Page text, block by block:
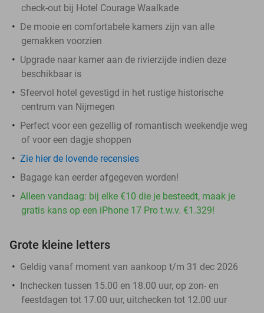
check-out bij Hotel Courage Waalkade
De mooie en comfortabele kamers zijn van alle
gemakken voorzien
Upgrade naar kamer aan de rivierzijde indien deze
beschikbaar is
Sfeervol hotel gevestigd in het rustige historische
centrum van Nijmegen
Perfect voor een gezellig of romantisch weekendje weg
of voor een dagje shoppen
Zie hier de lovende recensies
Bagage kan eerder afgegeven worden!
Alleen vandaag: bij elke €10 die je besteedt, maak je
gratis kans op een iPhone 17 Pro t.w.v. €1.329!
Grote kleine letters
Geldig vanaf moment van aankoop t/m 31 dec 2026
Inchecken tussen 15.00 en 18.00 uur, op zon- en
feestdagen tot 17.00 uur, uitchecken tot 12.00 uur